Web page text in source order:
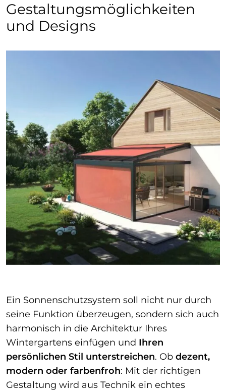
Gestaltungsmöglichkeiten
und Designs
Ein Sonnenschutzsystem soll nicht nur durch
seine Funktion überzeugen, sondern sich auch
harmonisch in die Architektur Ihres
Wintergartens einfügen und Ihren
persönlichen Stil unterstreichen. Ob dezent,
modern oder farbenfroh: Mit der richtigen
Gestaltung wird aus Technik ein echtes